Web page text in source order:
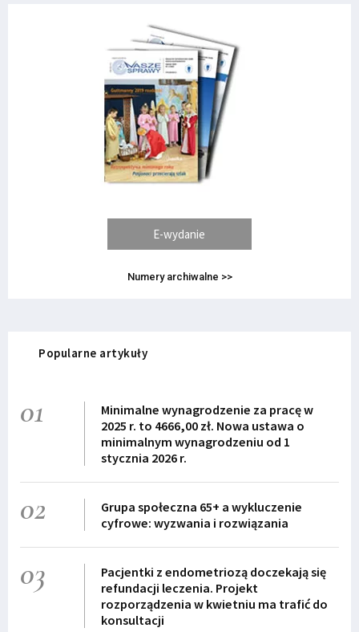
E-wydanie
Numery archiwalne >>
Popularne artykuły
01
Minimalne wynagrodzenie za pracę w
2025 r. to 4666,00 zł. Nowa ustawa o
minimalnym wynagrodzeniu od 1
stycznia 2026 r.
02
Grupa społeczna 65+ a wykluczenie
cyfrowe: wyzwania i rozwiązania
03
Pacjentki z endometriozą doczekają się
refundacji leczenia. Projekt
rozporządzenia w kwietniu ma trafić do
konsultacji